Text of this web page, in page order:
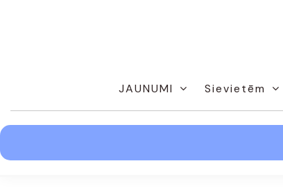
JAUNUMI Sievietēm